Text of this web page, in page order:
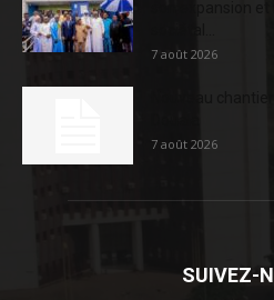
7 août 2026
7 août 2026
SUIVEZ-